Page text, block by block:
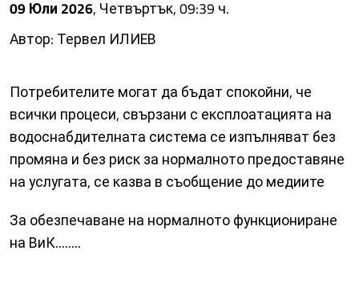
09 Юли 2026, Четвъртък, 09:39 ч.
Автор: Тервел ИЛИЕВ
Потребителите могат да бъдат спокойни, че
всички процеси, свързани с експлоатацията на
водоснабдителната система се изпълняват без
промяна и без риск за нормалното предоставяне
на услугата, се казва в съобщение до медиите
За обезпечаване на нормалното функциониране
на ВиК........